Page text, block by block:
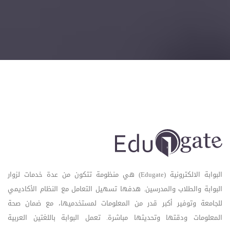
البوابة الالكترونية (Edugate) هي منظومة تتكون من عدة خدمات لزوار
البوابة والطلاب والمدرسين. هدفها تسهيل التعامل مع النظام الأكاديمي
للجامعة وتوفير أكبر قدر من المعلومات لمستخدميها، مع ضمان صحة
المعلومات ودقتها وتحديثها مباشرة. تعمل البوابة باللغتين العربية